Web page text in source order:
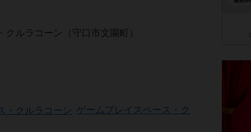
クルラコーン（守口市文園町）
ゲームプレイスペース・ク